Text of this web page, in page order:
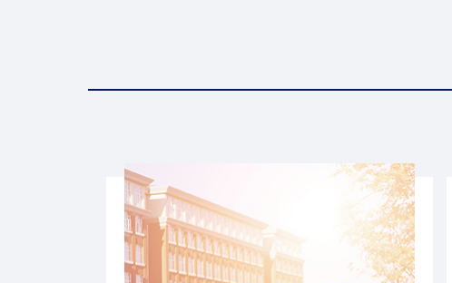
VOTRE COMPTE DE
TAXES
PARENTS